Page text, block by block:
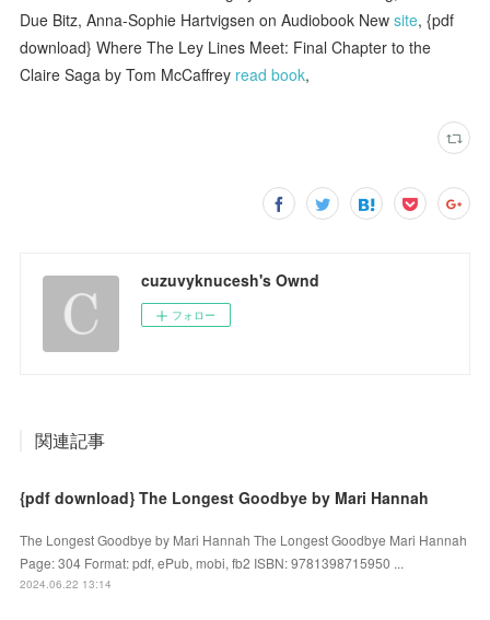
Due Bitz, Anna-Sophie Hartvigsen on Audiobook Newsite, {pdf
download} Where The Ley Lines Meet: Final Chapter to the
Claire Saga by Tom McCaffrey read book,
cuzuvyknucesh's Ownd
フォロー
関連記事
{pdf download} The Longest Goodbye by Mari Hannah
The Longest Goodbye by Mari Hannah The Longest Goodbye Mari Hannah
Page: 304 Format: pdf, ePub, mobi, fb2 ISBN: 9781398715950 ...
2024.06.22 13:14